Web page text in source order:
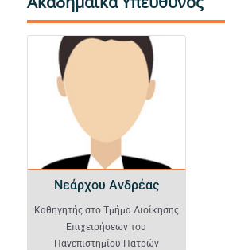
Νεάρχου Ανδρέας
Καθηγητής στο Τμήμα Διοίκησης
Επιχειρήσεων του
Πανεπιστημίου Πατρών